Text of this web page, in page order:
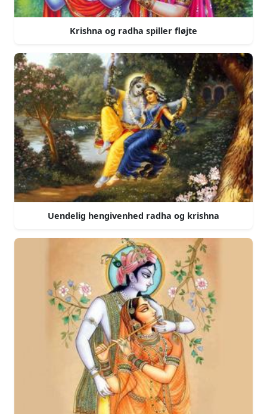
Krishna og radha spiller fløjte
Uendelig hengivenhed radha og krishna